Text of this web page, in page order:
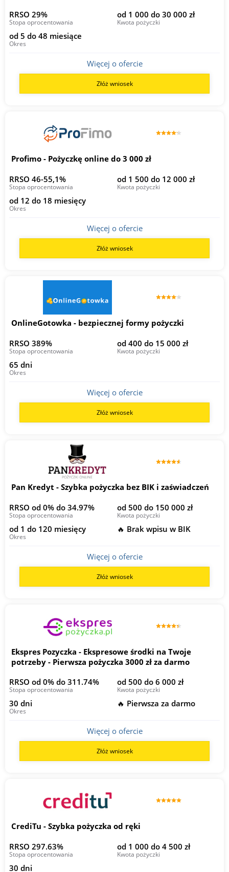
RRSO 29%
Stopa oprocentowania
od 1 000 do 30 000 zł
Kwota pożyczki
od 5 do 48 miesiące
Okres
Więcej o ofercie
Złóż wniosek
Profimo - Pożyczkę online do 3 000 zł
RRSO 46-55,1%
Stopa oprocentowania
od 1 500 do 12 000 zł
Kwota pożyczki
od 12 do 18 miesięcy
Okres
Więcej o ofercie
Złóż wniosek
OnlineGotowka - bezpiecznej formy pożyczki
RRSO 389%
Stopa oprocentowania
od 400 do 15 000 zł
Kwota pożyczki
65 dni
Okres
Więcej o ofercie
Złóż wniosek
Pan Kredyt - Szybka pożyczka bez BIK i zaświadczeń
RRSO od 0% do 34.97%
Stopa oprocentowania
od 500 do 150 000 zł
Kwota pożyczki
od 1 do 120 miesięcy
Okres
🔥 Brak wpisu w BIK
Więcej o ofercie
Złóż wniosek
Ekspres Pozyczka - Ekspresowe środki na Twoje
potrzeby - Pierwsza pożyczka 3000 zł za darmo
RRSO od 0% do 311.74%
Stopa oprocentowania
od 500 do 6 000 zł
Kwota pożyczki
30 dni
Okres
🔥 Pierwsza za darmo
Więcej o ofercie
Złóż wniosek
CrediTu - Szybka pożyczka od ręki
RRSO 297.63%
Stopa oprocentowania
od 1 000 do 4 500 zł
Kwota pożyczki
30 dni